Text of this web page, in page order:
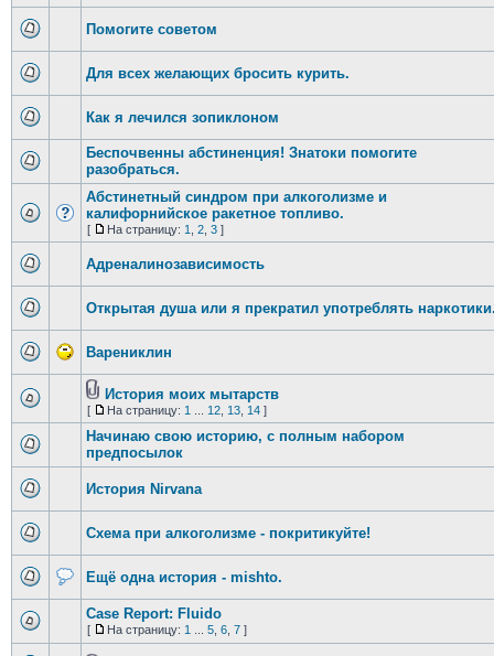
Помогите советом
Для всех желающих бросить курить.
Как я лечился зопиклоном
Беспочвенны абстиненция! Знатоки помогите
разобраться.
Абстинетный синдром при алкоголизме и
калифорнийское ракетное топливо.
[ На страницу: 1 2, 3]
Адреналинозависимость
Открытая душа или я прекратил употреблять
Варениклин
История моих мытарств
[ На страницу: 1 12, 13, 14]
Начинаю свою историю, с полным набором
предпосылок
История Nirvana
Схема при алкоголизме - покритикуйте!
Ещё одна история - mishto.
Case Report: Fluido
[ На страницу: 1 5, 6, 7]